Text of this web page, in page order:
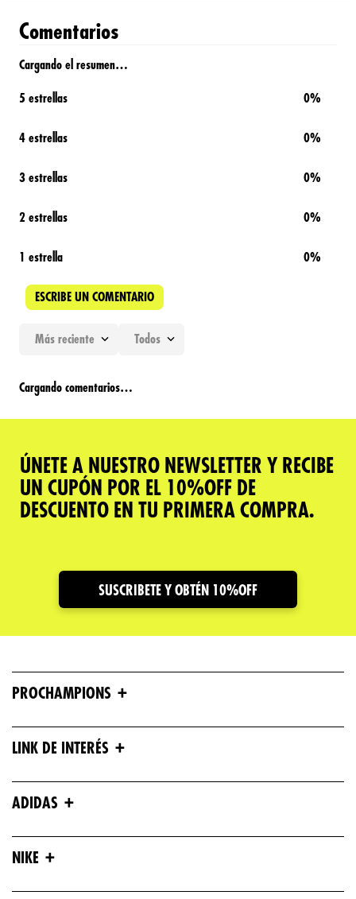
Comentarios
Cargando el resumen…
5 estrellas 0%
4 estrellas 0%
3 estrellas 0%
2 estrellas 0%
1 estrella 0%
ESCRIBE UN COMENTARIO
Agregar comentario
Califica el producto de 1 a 5 estrellas
★★★★★
Dirección de email
Más reciente Todos
Cargando comentarios…
ÚNETE A NUESTRO NEWSLETTER Y RECIBE
UN CUPÓN POR EL 10%OFF DE
DESCUENTO EN TU PRIMERA COMPRA.
SUSCRIBETE Y OBTÉN 10%OFF
PROCHAMPIONS +
LINK DE INTERÉS +
ADIDAS +
NIKE +